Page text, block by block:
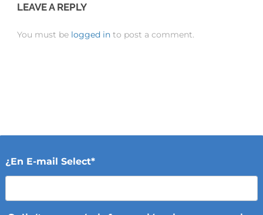
LEAVE A REPLY
You must be logged in to post a comment.
¿En E-mail Select*